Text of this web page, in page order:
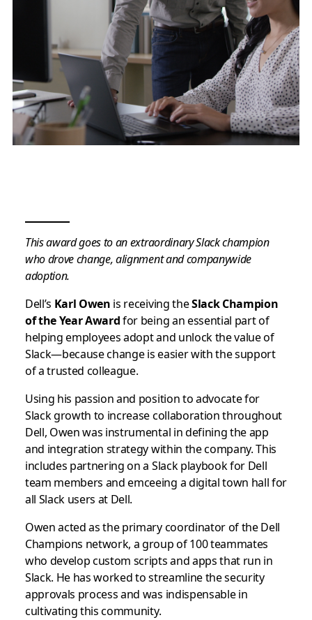
This award goes to an extraordinary Slack champion
who drove change, alignment and companywide
adoption.
Dell’s Karl Owen is receiving theSlack Champion
of the Year Awardfor being an essential part of
helping employees adopt and unlock the value of
Slack—because change is easier with the support
of a trusted colleague.
Using his passion and position to advocate for
Slack growth to increase collaboration throughout
Dell, Owen was instrumental in defining the app
and integration strategy within the company. This
includes partnering on a Slack playbook for Dell
team members and emceeing a digital town hall for
all Slack users at Dell.
Owen acted as the primary coordinator of the Dell
Champions network, a group of 100 teammates
who develop custom scripts and apps that run in
Slack. He has worked to streamline the security
approvals process and was indispensable in
cultivating this community.